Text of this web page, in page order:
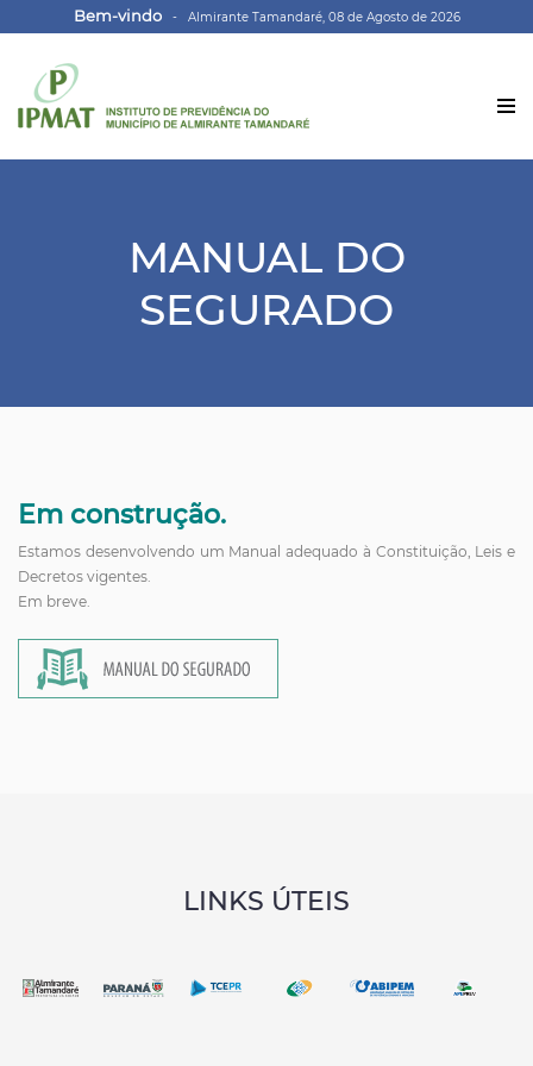
Bem-vindo- Almirante Tamandaré, 08 de Agosto de 2026
MANUAL DO
SEGURADO
Em construção.
Estamos desenvolvendo um Manual adequado à Constituição, Leis e
Decretos vigentes.
Em breve.
LINKS ÚTEIS